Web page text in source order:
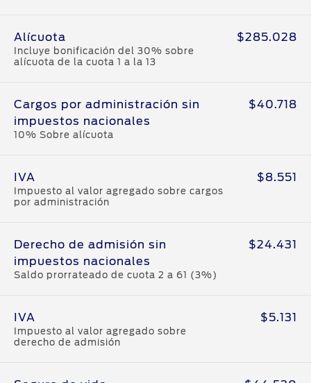
Alícuota
Incluye bonificación del 30% sobre
alícuota de la cuota 1 a la 13
$285.028
Cargos por administración sin
impuestos nacionales
10% Sobre alícuota
$40.718
IVA
Impuesto al valor agregado sobre cargos
por administración
$8.551
Derecho de admisión sin
impuestos nacionales
Saldo prorrateado de cuota 2 a 61 (3%)
$24.431
IVA
Impuesto al valor agregado sobre
derecho de admisión
$5.131